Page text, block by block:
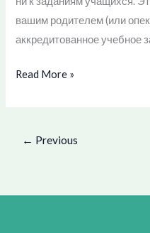
вашим родителем (или
аккредитованное учебное
Read More »
← Previous